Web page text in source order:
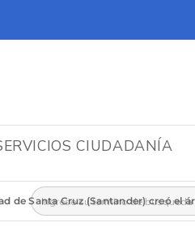
CIUDADANÍA
Buscar:
de Santa Cruz (Santander) creó el